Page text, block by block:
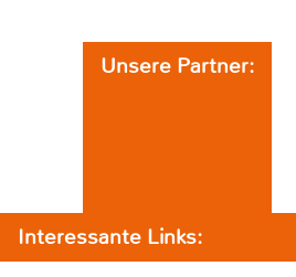
Unsere Partner:
Interessante Links: